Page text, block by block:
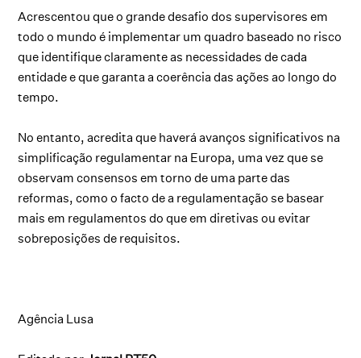
Acrescentou que o grande desafio dos supervisores em
todo o mundo é implementar um quadro baseado no risco
que identifique claramente as necessidades de cada
entidade e que garanta a coerência das ações ao longo do
tempo.
No entanto, acredita que haverá avanços significativos na
simplificação regulamentar na Europa, uma vez que se
observam consensos em torno de uma parte das
reformas, como o facto de a regulamentação se basear
mais em regulamentos do que em diretivas ou evitar
sobreposições de requisitos.
Agência Lusa